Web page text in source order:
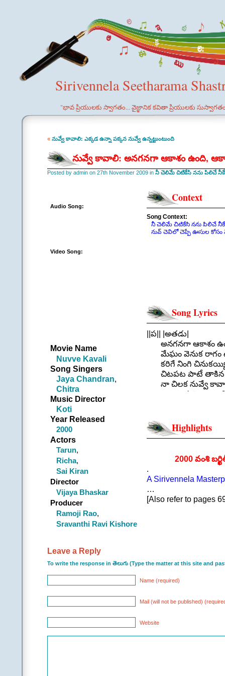
Sirivennela Seetharama
"భావ ప్రియులకు స్వాగతం... వైజ్ఞానిక కవితా ప్రియులకు
« నువ్వే కావాలి: ఎక్కడ ఉన్నా పక్కన నువ్వే ఉన్నట్టుంటుంది
నువ్వే కావాలి: అనగనగా ఆకాశం ఉంది,
Posted by admin on 27th November 2009 in నీ చెలిమే చిటికేసి నను పిలిచే
Audio Song:
Video Song:
Movie Name
Nuvve Kavali
Song Singers
Jaya Chandran,
Chitra
Music Director
Koti
Year Released
2000
Actors
Tarun,
Richa,
Sai Kiran
Director
Vijaya Bhaskar
Producer
Ramoji Rao,
Sravanthi Ravi Kishore
Context
Song Context:
నీ చెలిమే చిటికేసి నను పిలిచే
నువ్ చెవిలో చెప్పే ఊసుల కోసం
Song Lyrics
||ప|| |అతడు|
అనగనగా ఆకాశం
మేఘం వెనుక రాగం
కరిగే నింగి
చిటపట పాటే తాకిన
నా చిలక నువ్వే
రాగాల గువ్వై రావాలి
||చ|| |అతడు|
ఊగే కొమ్మల్లోనా
కేరింతలే ఏ దిక్కున
ఆ నీ చెలిమే చిటికేసి
నీ చెలిమే చిటికేసి
నువ్ చెవిలో చెప్పే
|ఆమె|
ఊహ ఊరేగే వెన్నెల
వేచి సావాసం పంచే
|ఆమె|
అనుబంధాలే
|ఇద్దరు|
Highlights
2000 వంశి
.
A Sirivennela
…
[Also refer to pages
Leave a Reply
To write the response in తెలుగు (Type the matter at this site and
Name (required)
Mail (will not be published)
Website